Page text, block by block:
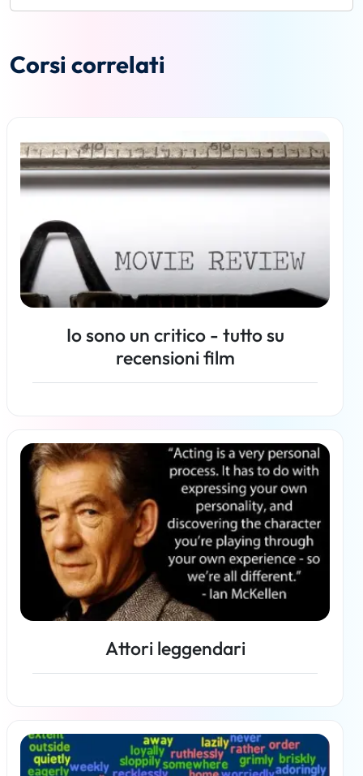
Corsi correlati
Io sono un critico - tutto su
recensioni film
Per saperne di più
Attori leggendari
Per saperne di più